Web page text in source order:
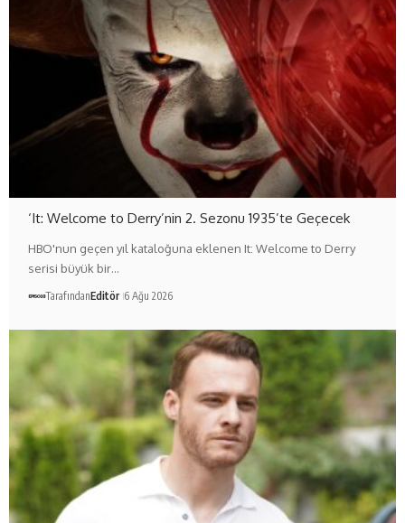
‘It: Welcome to Derry’nin 2. Sezonu 1935’te Geçecek
HBO'nun geçen yıl kataloğuna eklenen It: Welcome to Derry
serisi büyük bir…
TarafındanEditör 6 Ağu 2026